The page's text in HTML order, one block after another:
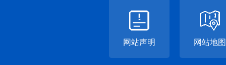
网站声明 网站地图